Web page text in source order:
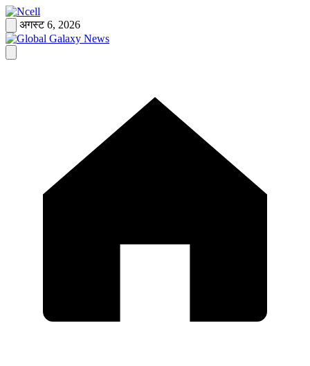
Skip
to
content
अगस्ट 6, 2026